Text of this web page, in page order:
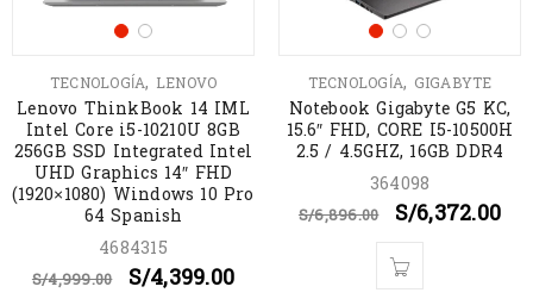
TECNOLOGÍA, LENOVO
Lenovo ThinkBook 14 IML
Intel Core i5-10210U 8GB
256GB SSD Integrated Intel
UHD Graphics 14″ FHD
(1920×1080) Windows 10 Pro
64 Spanish
4684315
S/4,999.00 S/4,399.00
TECNOLOGÍA, GIGABYTE
Notebook Gigabyte G5 KC,
15.6″ FHD, CORE I5-10500H
2.5 / 4.5GHZ, 16GB DDR4
364098
S/6,896.00 S/6,372.00